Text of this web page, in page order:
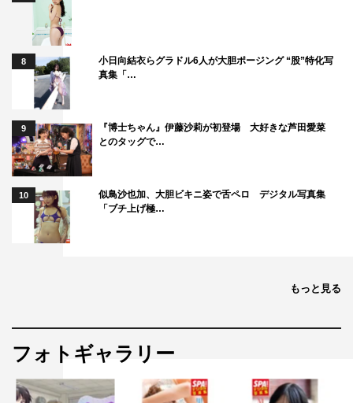
8
小日向結衣らグラドル6人が大胆ポージング “股”特化写
真集「…
9
『博士ちゃん』伊藤沙莉が初登場 大好きな芦田愛菜
とのタッグで…
10
似鳥沙也加、大胆ビキニ姿で舌ペロ デジタル写真集
「ブチ上げ極…
もっと見る
フォトギャラリー